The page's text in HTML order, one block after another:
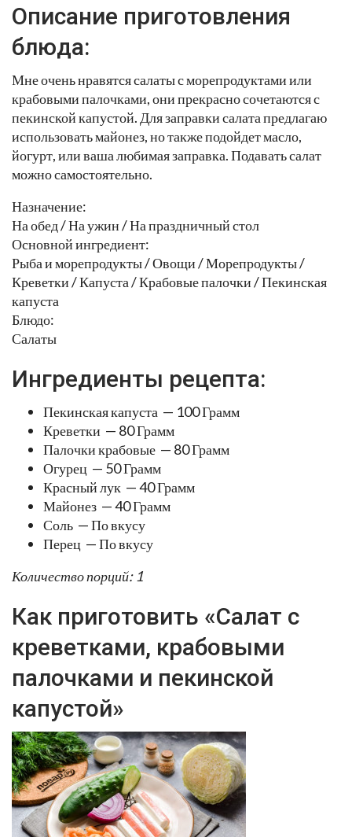
Описание приготовления
блюда:
Мне очень нравятся салаты с морепродуктами или
крабовыми палочками, они прекрасно сочетаются с
пекинской капустой. Для заправки салата предлагаю
использовать майонез, но также подойдет масло,
йогурт, или ваша любимая заправка. Подавать салат
можно самостоятельно.
Назначение:
На обед / На ужин / На праздничный стол
Основной ингредиент:
Рыба и морепродукты / Овощи / Морепродукты /
Креветки / Капуста / Крабовые палочки / Пекинская
капуста
Блюдо:
Салаты
Ингредиенты рецепта:
Пекинская капуста — 100 Грамм
Креветки — 80 Грамм
Палочки крабовые — 80 Грамм
Огурец — 50 Грамм
Красный лук — 40 Грамм
Майонез — 40 Грамм
Соль — По вкусу
Перец — По вкусу
Количество порций: 1
Как приготовить «Салат с
креветками, крабовыми
палочками и пекинской
капустой»